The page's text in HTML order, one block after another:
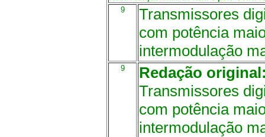
9
Transmissores
com potência
intermodulação
9
Redação
Transmissores
com potência
intermodulação